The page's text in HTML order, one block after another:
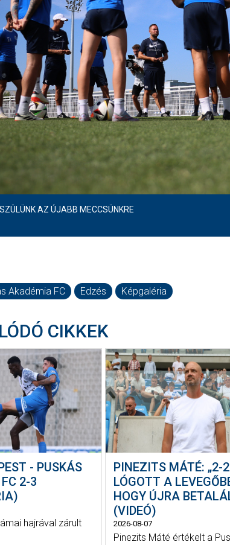
AZ ÚJABB MECCSÜNKRE
Akadémia FC Edzés Képgaléria
CIKKEK
- PUSKÁS
2-3
hajrával zárult
PINEZITS MÁTÉ: „2-
LÓGOTT A
HOGY ÚJRA
(VIDEÓ)
2026-08-07
Pinezits Máté értékelt a